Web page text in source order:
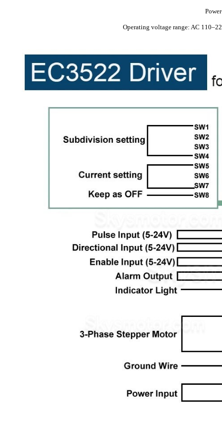
Operating voltage range: AC